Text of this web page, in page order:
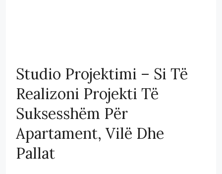
Studio Projektimi – Si Të
Realizoni Projekti Të
Suksesshëm Për
Apartament, Vilë Dhe
Pallat